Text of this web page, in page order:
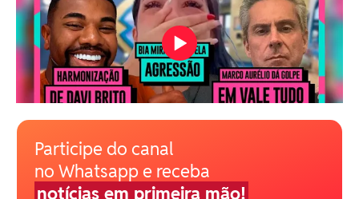
Participe do canal
no Whatsapp e receba
notícias em primeira mão!